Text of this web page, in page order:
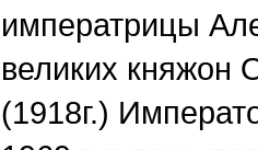
императрицы
великих княжон
(1918г.)